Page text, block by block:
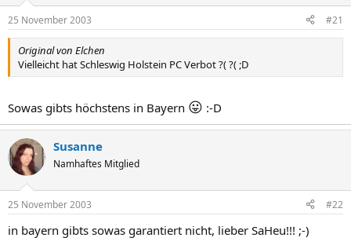
25 November 2003 #21
Original von Elchen
Vielleicht hat Schleswig Holstein PC Verbot ?( ?( ;D
Sowas gibts höchstens in Bayern 😛 :-D
Susanne
Namhaftes Mitglied
25 November 2003 #22
in bayern gibts sowas garantiert nicht, lieber SaHeu!!! ;-)